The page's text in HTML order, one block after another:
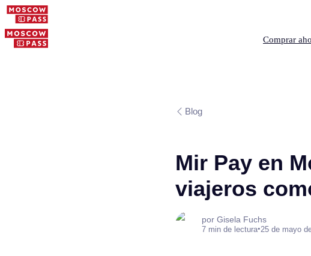
Comprar
Blog
Mir Pay en
viajeros
por Gisela Fuchs
7 min de lectura•25 de mayo